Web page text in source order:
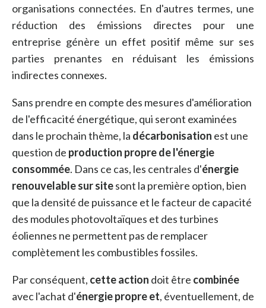
organisations connectées. En d'autres termes, une
réduction des émissions directes pour une
entreprise génère un effet positif même sur ses
parties prenantes en réduisant les émissions
indirectes connexes.
Sans prendre en compte des mesures d'amélioration
de l'efficacité énergétique, qui seront examinées
dans le prochain thème, la décarbonisation est une
question de production propre de l'énergie
consommée. Dans ce cas, les centrales d'énergie
renouvelable sur sitesont la première option, bien
que la densité de puissance et le facteur de capacité
des modules photovoltaïques et des turbines
éoliennes ne permettent pas de remplacer
complètement les combustibles fossiles.
Par conséquent, cette action doit être combinée
avec l'achat d'énergie propre et, éventuellement, de